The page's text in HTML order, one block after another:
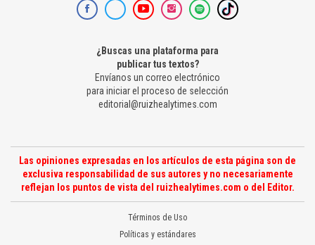
¿Buscas una plataforma para
publicar tus textos?
Envíanos un correo electrónico
para iniciar el proceso de selección
editorial@ruizhealytimes.com
Las opiniones expresadas en los artículos de esta página son de
exclusiva responsabilidad de sus autores y no necesariamente
reflejan los puntos de vista del ruizhealytimes.com o del Editor.
Términos de Uso
Políticas y estándares